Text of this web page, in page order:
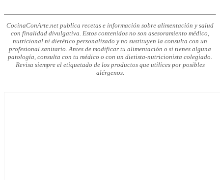
CocinaConArte.net publica recetas e información sobre alimentación y salud
con finalidad divulgativa. Estos contenidos no son asesoramiento médico,
nutricional ni dietético personalizado y no sustituyen la consulta con un
profesional sanitario. Antes de modificar tu alimentación o si tienes alguna
patología, consulta con tu médico o con un dietista-nutricionista colegiado.
Revisa siempre el etiquetado de los productos que utilices por posibles
alérgenos.